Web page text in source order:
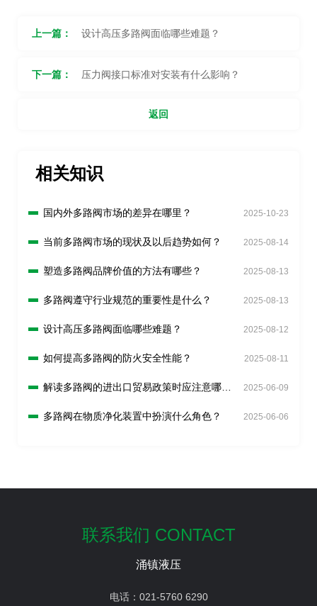
上一篇： 设计高压多路阀面临哪些难题？
下一篇： 压力阀接口标准对安装有什么影响？
返回
相关知识
国内外多路阀市场的差异在哪里？ 2025-10-23
当前多路阀市场的现状及以后趋势如何？ 2025-08-14
塑造多路阀品牌价值的方法有哪些？ 2025-08-13
多路阀遵守行业规范的重要性是什么？ 2025-08-13
设计高压多路阀面临哪些难题？ 2025-08-12
如何提高多路阀的防火安全性能？ 2025-08-11
解读多路阀的进出口贸易政策时应注意哪些
2025-06-09
多路阀在物质净化装置中扮演什么角色？ 2025-06-06
联系我们 CONTACT
涌镇液压
电话： 021-5760 6290